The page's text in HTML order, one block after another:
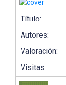
Título:
Autores:
Valoración:
Visitas: